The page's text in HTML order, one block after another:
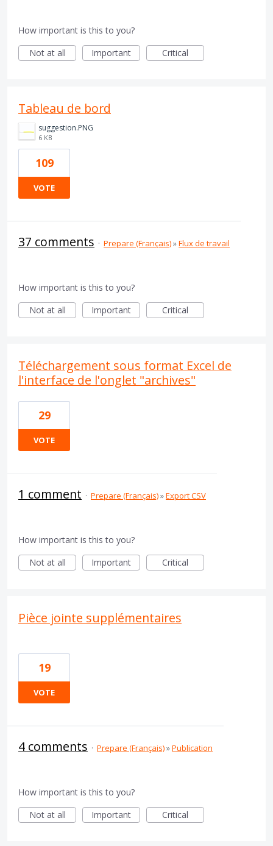
How important is this to you?
Not at all
Important Critical
Tableau de bord
suggestion.PNG
6 KB
109
VOTE
37 comments · Prepare (Français)»Flux de travail
How important is this to you?
Not at all
Important Critical
Téléchargement sous format Excel de
l'interface de l'onglet "archives"
29
VOTE
1 comment · Prepare (Français)»Export CSV
How important is this to you?
Not at all
Important Critical
Pièce jointe supplémentaires
19
VOTE
4 comments · Prepare (Français)»Publication
How important is this to you?
Not at all
Important Critical